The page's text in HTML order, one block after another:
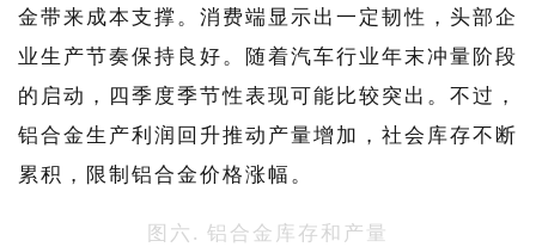
金带来成本支撑。消费端显示出一定韧性，头部企
业生产节奏保持良好。随着汽车行业年末冲量阶段
的启动，四季度季节性表现可能比较突出。不过，
铝合金生产利润回升推动产量增加，社会库存不断
累积，限制铝合金价格涨幅。
图六. 铝合金库存和产量